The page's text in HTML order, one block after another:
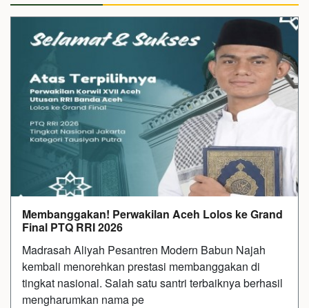
Membanggakan! Perwakilan Aceh Lolos ke Grand
Final PTQ RRI 2026
Madrasah Aliyah Pesantren Modern Babun Najah
kembali menorehkan prestasi membanggakan di
tingkat nasional. Salah satu santri terbaiknya berhasil
mengharumkan nama pe